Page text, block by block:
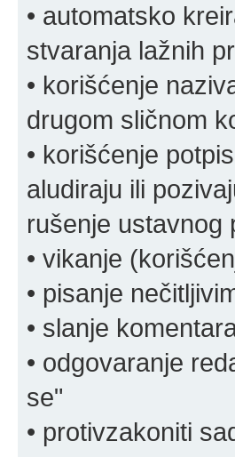
• automatsko
stvaranja lažnih
• korišćenje
drugom sličnom
• korišćenje
aludiraju ili
rušenje ustavnog
• vikanje
• pisanje
• slanje
• odgovaranje
se"
• protivzakoniti